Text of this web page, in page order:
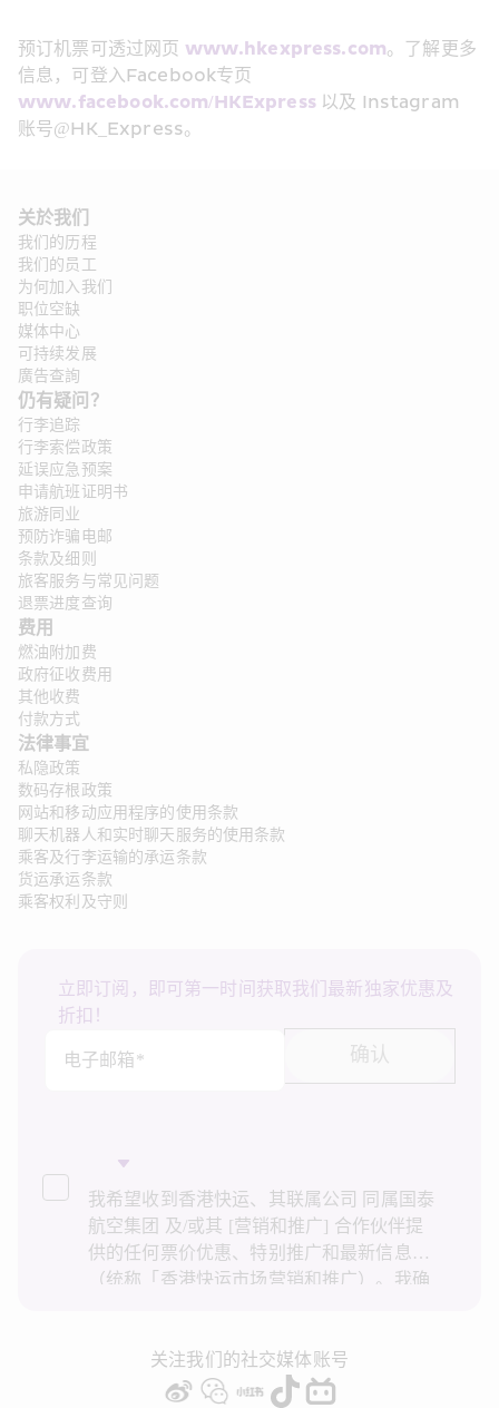
预订机票可透过网页 www.hkexpress.com。了解更多
www.facebook.com/HKExpress 以及 Instagram
账号@HK_Express。
关於我们
我们的历程
我们的员工
为何加入我们
职位空缺
媒体中心
可持续发展
廣告查詢
仍有疑问？
行李追踪
行李索偿政策
延误应急预案
申请航班证明书
旅游同业
预防诈骗电邮
条款及细则
旅客服务与常见问题
退票进度查询
费用
燃油附加费
政府征收费用
其他收费
付款方式
法律事宜
私隐政策
数码存根政策
网站和移动应用程序的使用条款
聊天机器人和实时聊天服务的使用条款
乘客及行李运输的承运条款
货运承运条款
乘客权利及守则
立即订阅，即可第一时间获取我们最新独家优惠及
折扣！
电子邮箱*
确认
我希望收到香港快运、其联属公司 同属国泰
航空集团 及/或其 [营销和推广] 合作伙伴提
供的任何票价优惠、特别推广和最新信息
（统称「香港快运市场营销和推广）。我确
务历史记录进行直接市场营销和推广。我知
悉在未经我的同意下，香港快运不会使用我
关注我们的社交媒体账号